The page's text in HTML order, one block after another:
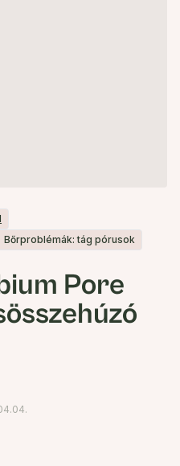
Bőrproblémák: tág pórusok
Pore